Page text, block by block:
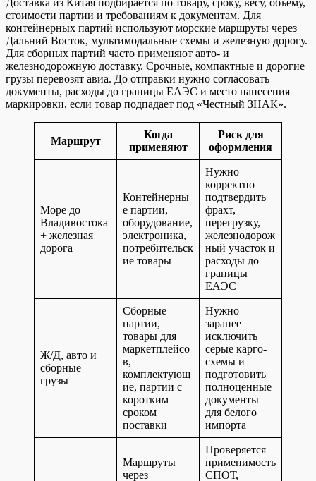
Доставка из Китая подбирается по товару, сроку, весу, объему,
стоимости партии и требованиям к документам. Для
контейнерных партий используют морские маршруты через
Дальний Восток, мультимодальные схемы и железную дорогу.
Для сборных партий часто применяют авто- и
железнодорожную доставку. Срочные, компактные и дорогие
грузы перевозят авиа. До отправки нужно согласовать
документы, расходы до границы ЕАЭС и место нанесения
маркировки, если товар подпадает под «Честный ЗНАК».
Маршрут
Когда
применяют
Риск для
оформления
Море до
Владивостока
+ железная
дорога
Контейнерны
е партии,
оборудование,
электроника,
потребительск
ие товары
Нужно
корректно
подтвердить
фрахт,
перегрузку,
железнодорож
ный участок и
расходы до
границы
ЕАЭС
Ж/Д, авто и
сборные
грузы
Сборные
партии,
товары для
маркетплейсо
в,
комплектующ
ие, партии с
коротким
сроком
поставки
Нужно
заранее
исключить
серые карго-
схемы и
подготовить
полноценные
документы
для белого
импорта
Маршруты
через
Проверяется
применимость
СПОТ,